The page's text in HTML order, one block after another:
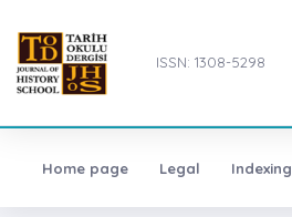
ISSN: 1308-5298
Home page Legal Indexing